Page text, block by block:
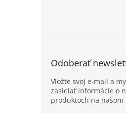
Odoberať
Vložte svoj e-mail a
zasielať informácie o
produktoch na našom